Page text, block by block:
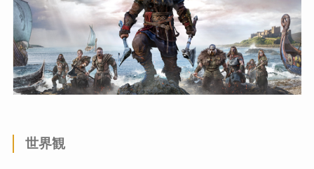
世界観